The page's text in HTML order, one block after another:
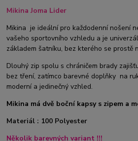
Mikina Joma Lider
Mikina je ideální pro každodenní nošení
vašeho sportovního vzhledu a je
základem šatníku, bez kterého se prostě
Dlouhý zip spolu s chráničem brady
bez tření, zatímco barevné doplňky na
moderní a jedinečný vzhled.
Mikina má dvě boční kapsy s zipem a
Materiál : 100 Polyester
Několik barevných variant !!!